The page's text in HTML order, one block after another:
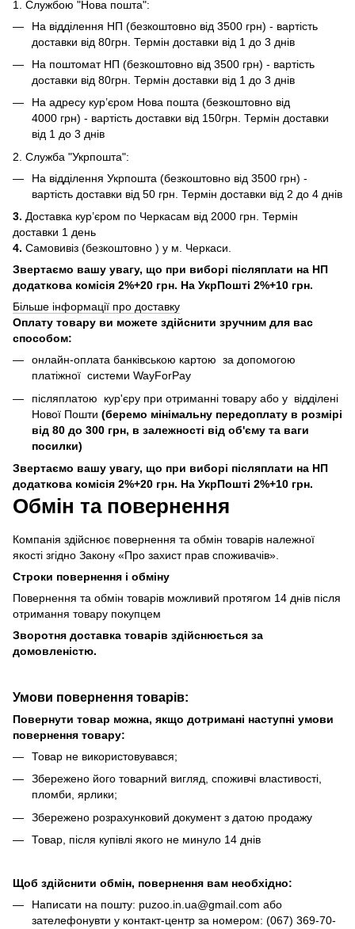
1. Службою "Нова пошта":
На відділення НП (безкоштовно від 3500 грн) - вартість
доставки від 80грн. Термін доставки від 1 до 3 днів
На поштомат НП (безкоштовно від 3500 грн) - вартість
доставки від 80грн. Термін доставки від 1 до 3 днів
На адресу кур’єром Нова пошта (безкоштовно від
4000 грн) - вартість доставки від 150грн. Термін доставки
від 1 до 3 днів
2. Служба "Укрпошта":
На відділення Укрпошта (безкоштовно від 3500 грн) -
вартість доставки від 50 грн. Термін доставки від 2 до 4 днів
3. Доставка кур’єром по Черкасам від 2000 грн. Термін
доставки 1 день
4. Самовивіз (безкоштовно ) у м. Черкаси.
Звертаємо вашу увагу, що при виборі післяплати на НП
додаткова комісія 2%+20 грн. На УкрПошті 2%+10 грн.
Більше інформації про доставку
Оплату товару ви можете здійснити зручним для вас
способом:
онлайн-оплата банківською картою за допомогою
платіжної системи WayForPay
післяплатою кур'єру при отриманні товару або у відділені
Нової Пошти (беремо мінімальну передоплату в розмірі
від 80 до 300 грн, в залежності від об'єму та ваги
посилки)
Звертаємо вашу увагу, що при виборі післяплати на НП
додаткова комісія 2%+20 грн. На УкрПошті 2%+10 грн.
Обмін та повернення
Компанія здійснює повернення та обмін товарів належної
якості згідно Закону «Про захист прав споживачів».
Строки повернення і обміну
Повернення та обмін товарів можливий протягом 14 днів після
отримання товару покупцем
Зворотня доставка товарів здійснюється за
домовленістю.
Умови повернення товарів:
Повернути товар можна, якщо дотримані наступні умови
повернення товару:
Товар не використовувався;
Збережено його товарний вигляд, споживчі властивості,
пломби, ярлики;
Збережено розрахунковий документ з датою продажу
Товар, після купівлі якого не минуло 14 днів
Щоб здійснити обмін, повернення вам необхідно:
Написати на пошту: puzoo.in.ua@gmail.com або
зателефонувти у контакт-центр за номером: (067) 369-70-